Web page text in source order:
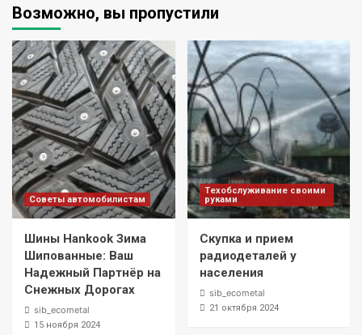
Возможно, вы пропустили
Советы автомобилистам
Шины Hankook Зима
Шипованные: Ваш
Надежный Партнёр на
Снежных Дорогах
sib_ecometal
15 ноября 2024
Техобслуживание своими
руками
Скупка и прием
радиодеталей у
населения
sib_ecometal
21 октября 2024